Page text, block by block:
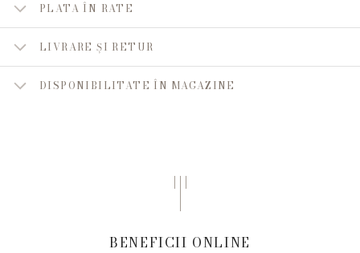
PLATA ÎN RATE
LIVRARE ȘI RETUR
DISPONIBILITATE ÎN MAGAZINE
BENEFICII ONLINE